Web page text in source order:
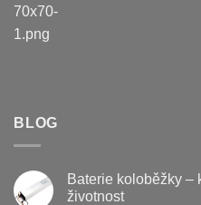
BLOG
Baterie koloběžky –
životnost